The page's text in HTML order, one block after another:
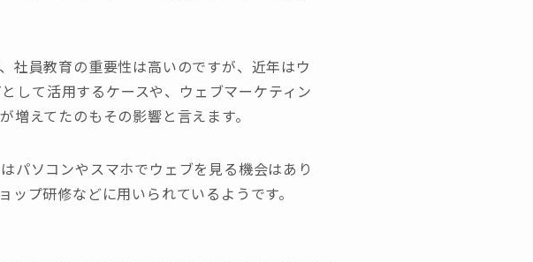
社員教育の重要性は高いのですが、近年はウ
して活用するケースや、ウェブマーケティン
えてたのもその影響と言えます。
パソコンやスマホでウェブを見る機会はあり
プ研修などに用いられているようです。